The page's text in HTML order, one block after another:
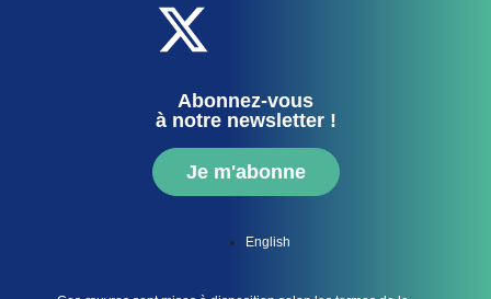
Abonnez-vous
à notre newsletter !
Je m'abonne
English